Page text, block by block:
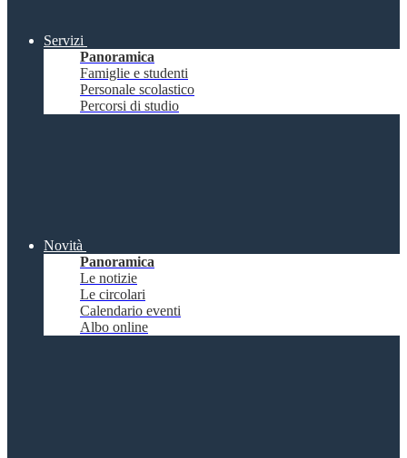
Servizi
Panoramica
Famiglie e studenti
Personale scolastico
Percorsi di studio
Novità
Panoramica
Le notizie
Le circolari
Calendario eventi
Albo online